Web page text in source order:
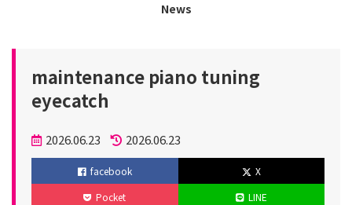
News
maintenance piano tuning
eyecatch
投
稿
日
2026.06.23
更
新
2026.06.23
facebook
X
Pocket
LINE